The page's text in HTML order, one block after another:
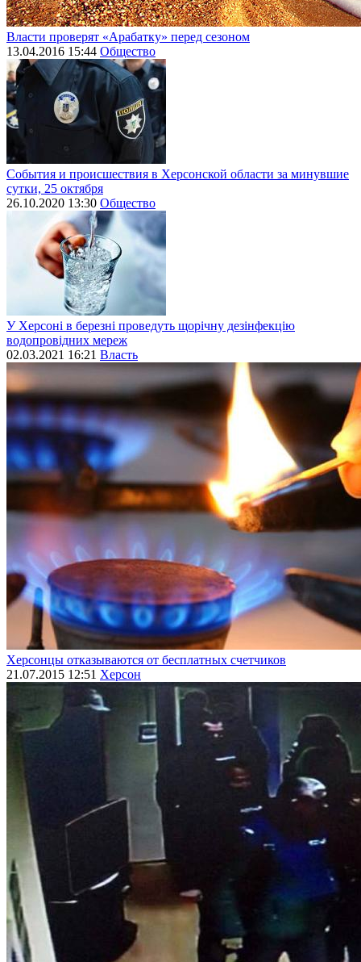
Власти проверят «Арабатку» перед сезоном
13.04.2016 15:44 Общество
События и происшествия в Херсонской области за минувшие
сутки, 25 октября
26.10.2020 13:30 Общество
У Херсоні в березні проведуть щорічну дезінфекцію
водопровідних мереж
02.03.2021 16:21 Власть
Херсонцы отказываются от бесплатных счетчиков
21.07.2015 12:51 Херсон